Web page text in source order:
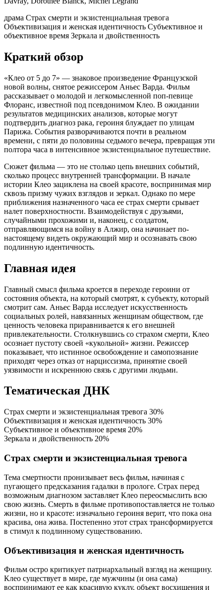
драма Страх смерти и экзистенциальная тревога
Объективизация и женская идентичность Субъективное и
объективное время Зеркала и двойственность
Краткий обзор
«Клео от 5 до 7» — знаковое произведение Французской
новой волны, снятое режиссером Аньес Варда. Фильм
рассказывает о молодой и легкомысленной поп-певице
Флоранс, известной под псевдонимом Клео. В ожидании
результатов медицинских анализов, которые могут
подтвердить диагноз рака, героиня блуждает по улицам
Парижа. События разворачиваются почти в реальном
времени, с пяти до половины седьмого вечера, превращая эти
полтора часа в интенсивное экзистенциальное путешествие.
Сюжет фильма — это не столько цепь внешних событий,
сколько процесс внутренней трансформации. В начале
истории Клео зациклена на своей красоте, воспринимая мир
сквозь призму чужих взглядов и зеркал. Однако по мере
приближения назначенного часа ее страх смерти срывает
налет поверхностности. Взаимодействуя с друзьями,
случайными прохожими и, наконец, с солдатом,
отправляющимся на войну в Алжир, она начинает по-
настоящему видеть окружающий мир и осознавать свою
подлинную идентичность.
Главная идея
Главный смысл фильма кроется в переходе героини от
состояния объекта, на который смотрят, к субъекту, который
смотрит сам. Аньес Варда исследует искусственность
социальных ролей, навязанных женщинам обществом, где
ценность человека приравнивается к его внешней
привлекательности. Столкнувшись со страхом смерти, Клео
осознает пустоту своей «кукольной» жизни. Режиссер
показывает, что истинное освобождение и самопознание
приходят через отказ от нарциссизма, принятие своей
уязвимости и искреннюю связь с другими людьми.
Тематическая ДНК
Страх смерти и экзистенциальная тревога 30%
Объективизация и женская идентичность 30%
Субъективное и объективное время 20%
Зеркала и двойственность 20%
Страх смерти и экзистенциальная тревога
Тема смертности пронизывает весь фильм, начиная с
пугающего предсказания гадалки в прологе. Страх перед
возможным диагнозом заставляет Клео переосмыслить всю
свою жизнь. Смерть в фильме противопоставляется не только
жизни, но и красоте: изначально героиня верит, что пока она
красива, она жива. Постепенно этот страх трансформируется
в стимул к подлинному существованию.
Объективизация и женская идентичность
Фильм остро критикует патриархальный взгляд на женщину.
Клео существует в мире, где мужчины (и она сама)
воспринимают ее как красивую куклу, объект восхищения и